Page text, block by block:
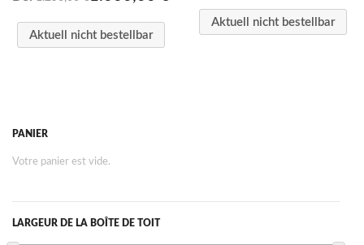
Aktuell nicht bestellbar
Aktuell nicht bestellbar
PANIER
Votre panier est vide.
LARGEUR DE LA BOÎTE DE TOIT